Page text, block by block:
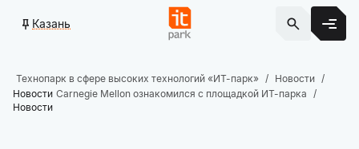
Казань
Технопарк в сфере высоких технологий «ИТ-парк»
Новости
Новости Carnegie Mellon ознакомился с площадкой ИТ-парка
Новости